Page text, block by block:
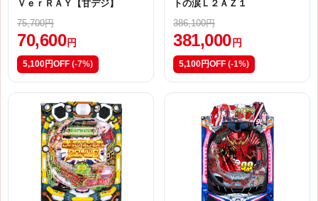
ＶｅｒＲＡＹ【甘デジ】
75,700円
70,600 円
5,100円OFF (-7%)
トの涙Ｌ２ＡＺ１
386,100円
381,000 円
5,100円OFF (-1%)